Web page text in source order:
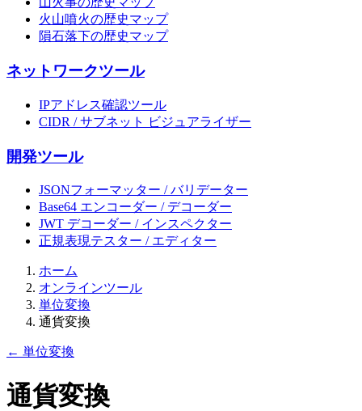
火山噴火の歴史マップ
隕石落下の歴史マップ
ネットワークツール
IPアドレス確認ツール
CIDR / サブネット ビジュアライザー
開発ツール
JSONフォーマッター / バリデーター
Base64 エンコーダー / デコーダー
JWT デコーダー / インスペクター
正規表現テスター / エディター
ホーム
オンラインツール
単位変換
通貨変換
← 単位変換
通貨変換